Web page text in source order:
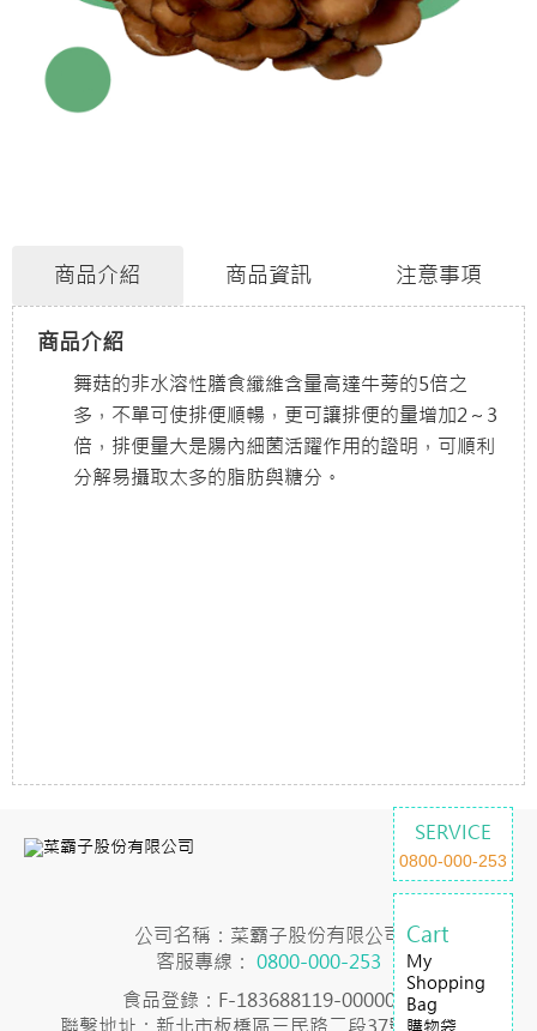
商品介紹 商品資訊 注意事項
商品介紹
舞菇的非水溶性膳食纖維含量高達牛蒡的5倍之
多，不單可使排便順暢，更可讓排便的量增加2～3
倍，排便量大是腸內細菌活躍作用的證明，可順利
分解易攝取太多的脂肪與糖分。
SERVICE
0800-000-253
Cart
My
Shopping
Bag
購物袋
公司名稱：菜霸子股份有限公司
客服專線： 0800-000-253
食品登錄：F-183688119-00000-7
聯繫地址：新北市板橋區三民路二段37號23樓之2